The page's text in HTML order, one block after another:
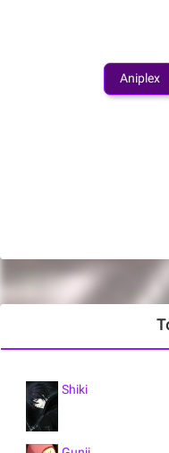
Aniplex
Shiki